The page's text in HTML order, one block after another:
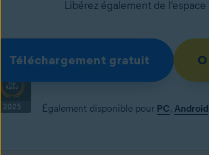
Libérez également de
Téléchargement gratuit
Également disponible pour PC, Android